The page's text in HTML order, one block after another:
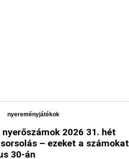
nyereményjátékok
2026 31. hét
– ezeket a számokat
30-án